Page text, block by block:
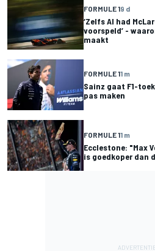
FORMULE 19 d
‘Zelfs AI had
voorspeld’ -
maakt
FORMULE 11 m
Sainz gaat F1-
pas maken
FORMULE 11 m
Ecclestone: "Max
is goedkoper dan